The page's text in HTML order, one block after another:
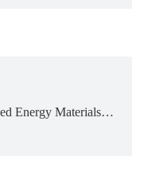
下实现300-4050 nm的
我院研究生在能源领域期刊Advanced Energy Materials上发表学术论文